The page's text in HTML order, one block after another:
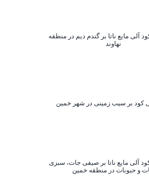
آلی مایع ناتا بر گندم دیم در منطقه
نهاوند
کود بر سیب زمینی در شهر خمین
آلی مایع ناتا بر صیفی جات، سبزی
و حبوبات در منطقه خمین